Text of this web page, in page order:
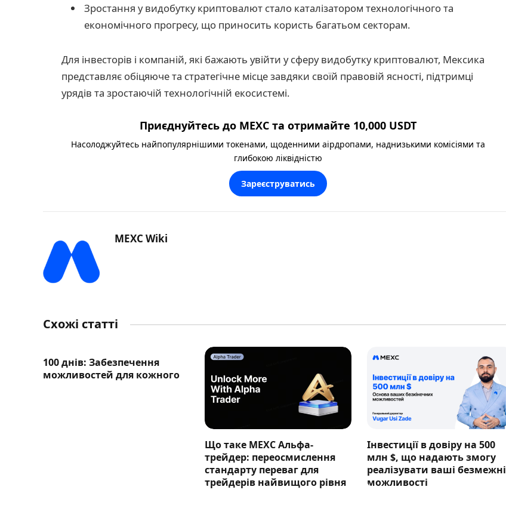
Зростання у видобутку криптовалют стало каталізатором технологічного та
економічного прогресу, що приносить користь багатьом секторам.
Для інвесторів і компаній, які бажають увійти у сферу видобутку криптовалют, Мексика
представляє обіцяюче та стратегічне місце завдяки своїй правовій ясності, підтримці
урядів та зростаючій технологічній екосистемі.
Приєднуйтесь до MEXC та отримайте 10,000 USDT
Насолоджуйтесь найпопулярнішими токенами, щоденними аірдропами, наднизькими комісіями та
глибокою ліквідністю
Зареєструватись
MEXC Wiki
Схожі статті
100 днів: Забезпечення
можливостей для кожного
Що таке MEXC Альфа-
трейдер: переосмислення
стандарту переваг для
трейдерів найвищого рівня
Інвестиції в довіру на 500
млн $, що надають змогу
реалізувати ваші безмежні
можливості